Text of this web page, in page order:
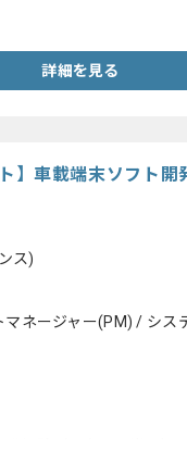
詳細を見る
】車載端末ソフト
ス)
ネージャー(PM) / シス